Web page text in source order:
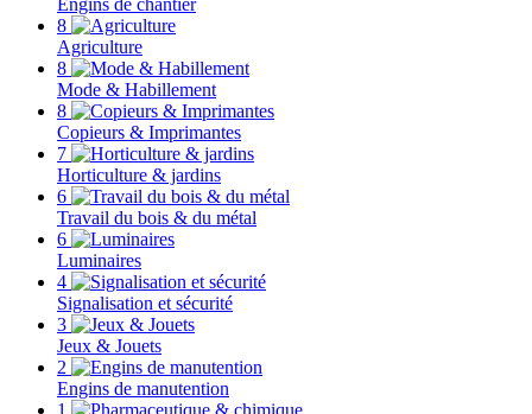
Engins de chantier
8
Agriculture
8
Mode & Habillement
8
Copieurs & Imprimantes
7
Horticulture & jardins
6
Travail du bois & du métal
6
Luminaires
4
Signalisation et sécurité
3
Jeux & Jouets
2
Engins de manutention
1